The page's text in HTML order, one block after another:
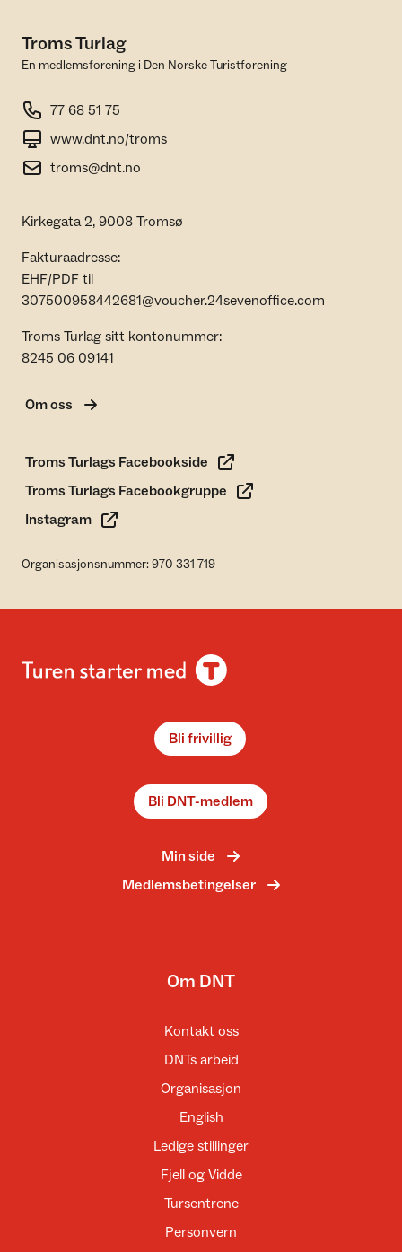
Troms Turlag
En medlemsforening i Den Norske Turistforening
77 68 51 75
www.dnt.no/troms
troms@dnt.no
Kirkegata 2, 9008 Tromsø
Fakturaadresse:
EHF/PDF til
307500958442681@voucher.24sevenoffice.com
Troms Turlag sitt kontonummer:
8245 06 09141
Om oss
Troms Turlags Facebookside
Troms Turlags Facebookgruppe
Instagram
Organisasjonsnummer: 970 331 719
Bli frivillig
Bli DNT-medlem
Min side
Medlemsbetingelser
Om DNT
Kontakt oss
DNTs arbeid
Organisasjon
English
Ledige stillinger
Fjell og Vidde
Tursentrene
Personvern